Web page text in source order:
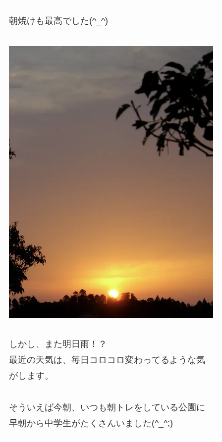
朝焼けも最高でした(^_^)
しかし、また明日雨！？
最近の天気は、毎日コロコロ変わってるような気
がします。
そういえば今朝、いつも朝トレをしている公園に
早朝から中学生がたくさんいました(^_^;)